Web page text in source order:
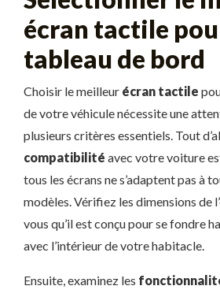
écran tactile
tableau de bord
Choisir le meilleur écran tactile
de votre véhicule nécessite une
plusieurs critères essentiels. Tout
compatibilité avec votre voiture
tous les écrans ne s’adaptent pas à
modèles. Vérifiez les dimensions de
vous qu’il est conçu pour se fondre
avec l’intérieur de votre habitacle.
Ensuite, examinez les